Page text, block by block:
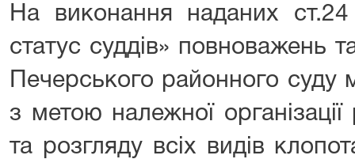
На виконання наданих
статус суддів» повноважень
Печерського районного
з метою належної
та розгляду всіх видів